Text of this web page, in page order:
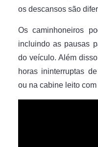
os descansos são
Os caminhoneiros
incluindo as pausas
do veículo. Além
horas ininterruptas
ou na cabine leito